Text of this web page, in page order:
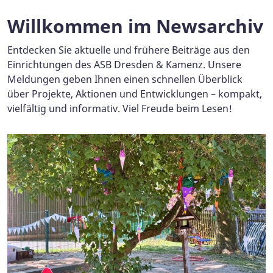
Willkommen im Newsarchiv
Entdecken Sie aktuelle und frühere Beiträge aus den
Einrichtungen des ASB Dresden & Kamenz. Unsere
Meldungen geben Ihnen einen schnellen Überblick
über Projekte, Aktionen und Entwicklungen – kompakt,
vielfältig und informativ. Viel Freude beim Lesen!